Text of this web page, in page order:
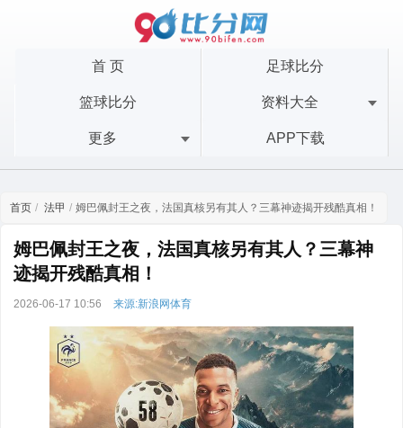
首 页 足球比分
篮球比分 资料大全
更多 APP下载
首页 法甲 姆巴佩封王之夜，法国真核另有其人？三幕神迹揭开残酷真相！
姆巴佩封王之夜，法国真核另有其人？三幕神
迹揭开残酷真相！
2026-06-17 10:56 来源:新浪网体育